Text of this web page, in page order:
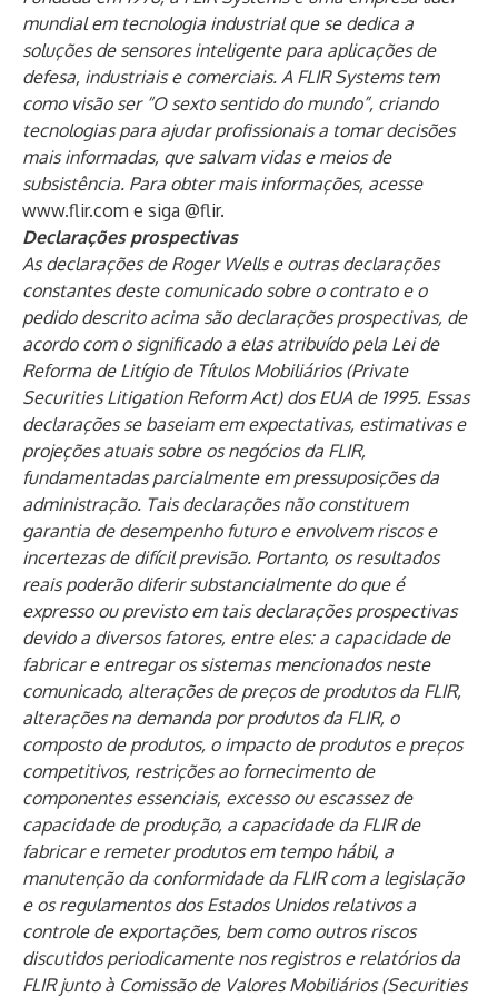
mundial em tecnologia industrial que se dedica a
soluções de sensores inteligente para aplicações de
defesa, industriais e comerciais. A FLIR Systems tem
como visão ser “O sexto sentido do mundo”, criando
tecnologias para ajudar profissionais a tomar decisões
mais informadas, que salvam vidas e meios de
subsistência. Para obter mais informações, acesse
www.flir.com e siga @flir.
Declarações prospectivas
As declarações de Roger Wells e outras declarações
constantes deste comunicado sobre o contrato e o
pedido descrito acima são declarações prospectivas, de
acordo com o significado a elas atribuído pela Lei de
Reforma de Litígio de Títulos Mobiliários (Private
Securities Litigation Reform Act) dos EUA de 1995. Essas
declarações se baseiam em expectativas, estimativas e
projeções atuais sobre os negócios da FLIR,
fundamentadas parcialmente em pressuposições da
administração. Tais declarações não constituem
garantia de desempenho futuro e envolvem riscos e
incertezas de difícil previsão. Portanto, os resultados
reais poderão diferir substancialmente do que é
expresso ou previsto em tais declarações prospectivas
devido a diversos fatores, entre eles: a capacidade de
fabricar e entregar os sistemas mencionados neste
comunicado, alterações de preços de produtos da FLIR,
alterações na demanda por produtos da FLIR, o
composto de produtos, o impacto de produtos e preços
competitivos, restrições ao fornecimento de
componentes essenciais, excesso ou escassez de
capacidade de produção, a capacidade da FLIR de
fabricar e remeter produtos em tempo hábil, a
manutenção da conformidade da FLIR com a legislação
e os regulamentos dos Estados Unidos relativos a
controle de exportações, bem como outros riscos
discutidos periodicamente nos registros e relatórios da
FLIR junto à Comissão de Valores Mobiliários (Securities